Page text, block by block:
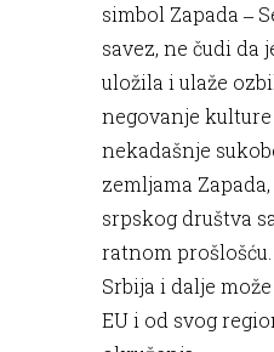
simbol Zapada ‒
savez, ne čudi da
uložila i ulaže
negovanje kulture
nekadašnje
zemljama
srpskog društva
ratnom
Srbija i dalje
EU i od svog